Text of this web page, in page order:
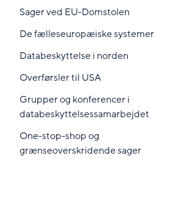
Sager ved EU-Domstolen
De fælleseuropæiske systemer
Databeskyttelse i norden
Overførsler til USA
Grupper og konferencer i
databeskyttelsessamarbejdet
One-stop-shop og
grænseoverskridende sager